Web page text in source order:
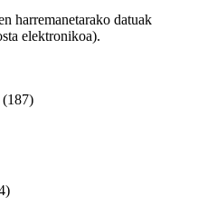
harremanetarako datuak
elektronikoa).